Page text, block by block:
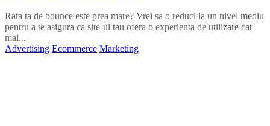
Rata ta de bounce este prea mare? Vrei sa o reduci la un nivel mediu
pentru a te asigura ca site-ul tau ofera o experienta de utilizare cat
mai...
Advertising Ecommerce Marketing